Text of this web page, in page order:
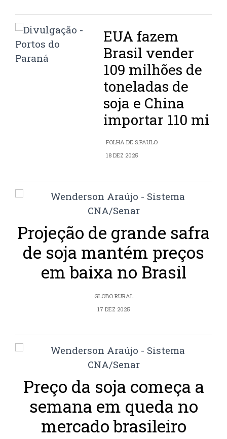
EUA fazem
Brasil vender
109 milhões de
toneladas de
soja e China
importar 110 mi
FOLHA DE S.PAULO
18 DEZ 2025
Projeção de grande safra
de soja mantém preços
em baixa no Brasil
GLOBO RURAL
17 DEZ 2025
Preço da soja começa a
semana em queda no
mercado brasileiro